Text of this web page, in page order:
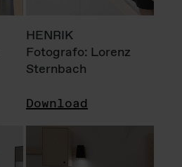
HENRIK
Fotografo: Lorenz
Sternbach
Download